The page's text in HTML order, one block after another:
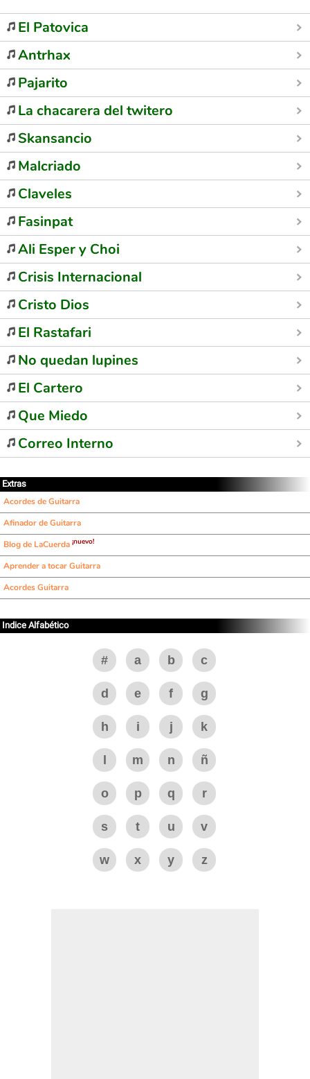
El Patovica
Antrhax
Pajarito
La chacarera del twitero
Skansancio
Malcriado
Claveles
Fasinpat
Ali Esper y Choi
Crisis Internacional
Cristo Dios
El Rastafari
No quedan lupines
El Cartero
Que Miedo
Correo Interno
Extras
Acordes de Guitarra
Afinador de Guitarra
Blog de LaCuerda ¡nuevo!
Aprender a tocar Guitarra
Acordes Guitarra
Indice Alfabético
# a b c
d e f g
h i j k
m n ñ
o p q r
s t u v
w x y z